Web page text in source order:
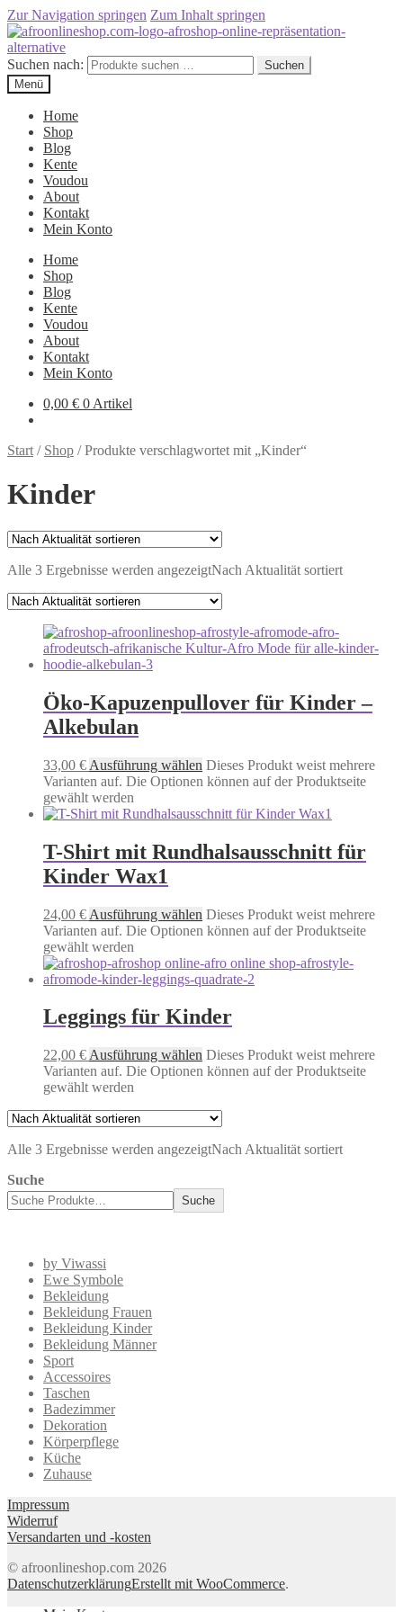
Zur Navigation springen Zum Inhalt springen
Suchen nach:
Suchen
Menü
Home
Shop
Blog
Kente
Voudou
About
Kontakt
Mein Konto
Home
Shop
Blog
Kente
Voudou
About
Kontakt
Mein Konto
0,00 € 0 Artikel
Start / Shop /Produkte verschlagwortet mit „Kinder“
Kinder
Alle 3 Ergebnisse werden angezeigtNach Aktualität sortiert
Öko-Kapuzenpullover für Kinder –
Alkebulan
33,00 € Ausführung wählen Dieses Produkt weist mehrere
Varianten auf. Die Optionen können auf der Produktseite
gewählt werden
T-Shirt mit Rundhalsausschnitt für
Kinder Wax1
24,00 € Ausführung wählen Dieses Produkt weist mehrere
Varianten auf. Die Optionen können auf der Produktseite
gewählt werden
Leggings für Kinder
22,00 € Ausführung wählen Dieses Produkt weist mehrere
Varianten auf. Die Optionen können auf der Produktseite
gewählt werden
Alle 3 Ergebnisse werden angezeigtNach Aktualität sortiert
Suche
Suche
by Viwassi
Ewe Symbole
Bekleidung
Bekleidung Frauen
Bekleidung Kinder
Bekleidung Männer
Sport
Accessoires
Taschen
Badezimmer
Dekoration
Körperpflege
Küche
Zuhause
Impressum
Widerruf
Versandarten und -kosten
© afroonlineshop.com 2026
DatenschutzerklärungErstellt mit WooCommerce.